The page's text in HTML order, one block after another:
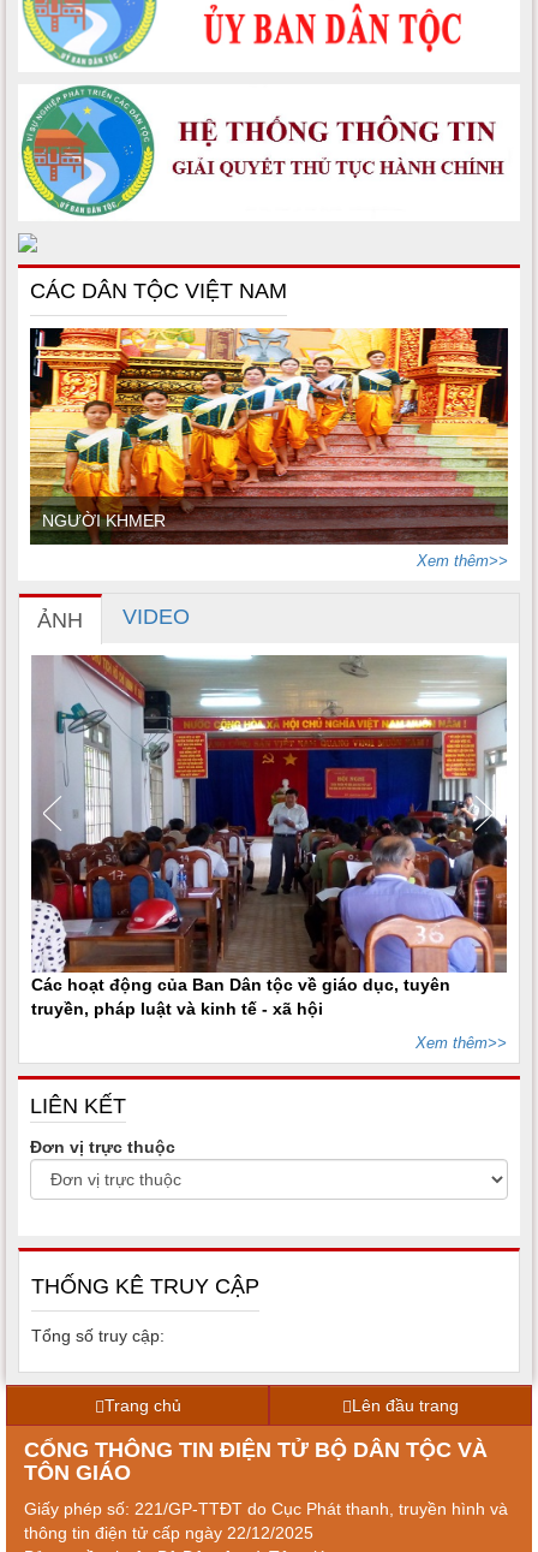
CÁC DÂN TỘC VIỆT NAM
NGƯỜI KHMER
Xem thêm>>
ẢNH VIDEO
Các hoạt động của Ban Dân tộc về giáo dục, tuyên
truyền, pháp luật và kinh tế - xã hội
Xem thêm>>
LIÊN KẾT
Đơn vị trực thuộc
THỐNG KÊ TRUY CẬP
Tổng số truy cập:
Trang chủ Lên đầu trang
CỔNG THÔNG TIN ĐIỆN TỬ BỘ DÂN TỘC VÀ
TÔN GIÁO
Giấy phép số: 221/GP-TTĐT do Cục Phát thanh, truyền hình và
thông tin điện tử cấp ngày 22/12/2025